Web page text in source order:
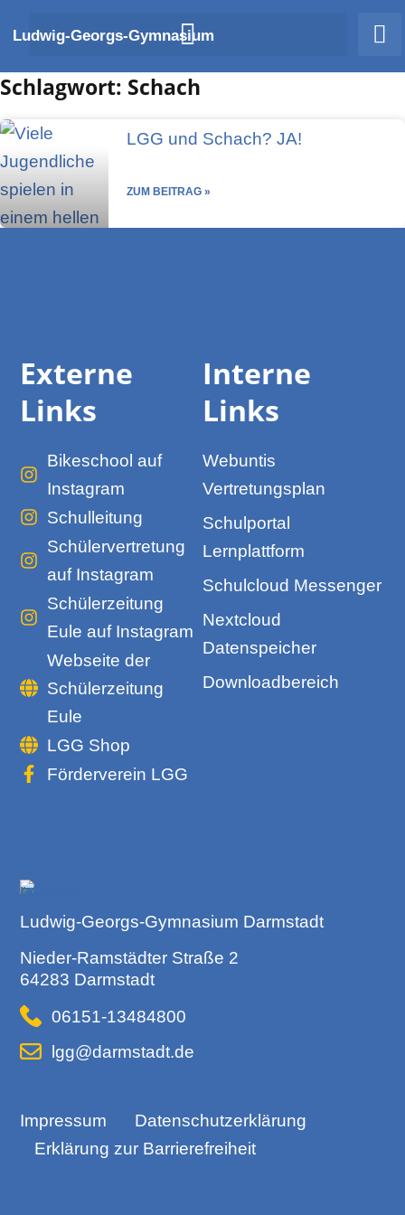
Inhalt
springen
Ludwig-Georgs-Gymnasium
Schlagwort: Schach
LGG und Schach? JA!
ZUM BEITRAG »
Ludwig-Georgs-Gymnasium Darmstadt
Nieder-Ramstädter Straße 2
64283 Darmstadt
06151-13484800
lgg@darmstadt.de
Impressum
Datenschutzerklärung
Erklärung zur Barrierefreiheit
Interne
Links
Webuntis
Vertretungsplan
Schulportal
Lernplattform
Schulcloud Messenger
Nextcloud
Datenspeicher
Downloadbereich
Externe
Links
Bikeschool auf
Instagram
Schulleitung
Schülervertretung
auf Instagram
Schülerzeitung
Eule auf Instagram
Webseite der
Schülerzeitung
Eule
LGG Shop
Förderverein LGG